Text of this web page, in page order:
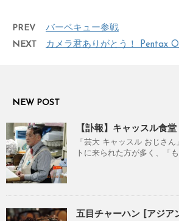
PREV
バーベキュー参戦
NEXT
カメラ君ありがとう！ Pentax
NEW POST
【訃報】キャッスル食
「芸大 キャッスル おじさ
トに来られた方が多く、「
五目チャーハン [アジア